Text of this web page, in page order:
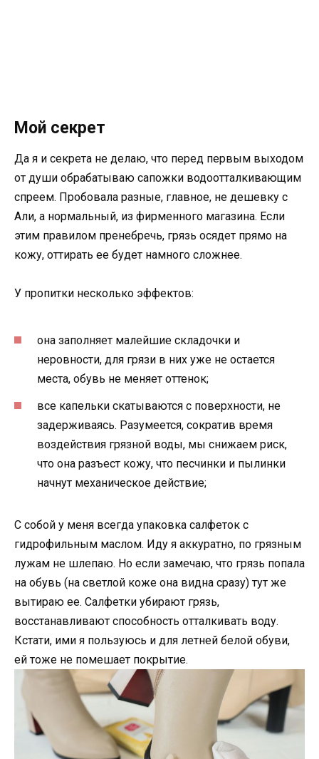
Мой секрет
Да я и секрета не делаю, что перед первым выходом
от души обрабатываю сапожки водоотталкивающим
спреем. Пробовала разные, главное, не дешевку с
Али, а нормальный, из фирменного магазина. Если
этим правилом пренебречь, грязь осядет прямо на
кожу, оттирать ее будет намного сложнее.
У пропитки несколько эффектов:
она заполняет малейшие складочки и
неровности, для грязи в них уже не остается
места, обувь не меняет оттенок;
все капельки скатываются с поверхности, не
задерживаясь. Разумеется, сократив время
воздействия грязной воды, мы снижаем риск,
что она разъест кожу, что песчинки и пылинки
начнут механическое действие;
С собой у меня всегда упаковка салфеток с
гидрофильным маслом. Иду я аккуратно, по грязным
лужам не шлепаю. Но если замечаю, что грязь попала
на обувь (на светлой коже она видна сразу) тут же
вытираю ее. Салфетки убирают грязь,
восстанавливают способность отталкивать воду.
Кстати, ими я пользуюсь и для летней белой обуви,
ей тоже не помешает покрытие.